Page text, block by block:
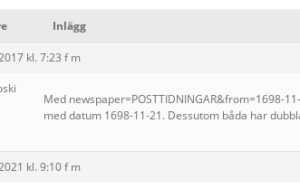
Inlägg
kl. 7:23 f m
Med newspaper=POSTTIDNINGAR&from=1698-
med datum 1698-11-21. Dessutom båda har
kl. 9:10 f m